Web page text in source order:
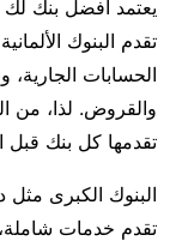
يعتمد أفضل بنك لك
تقدم البنوك
الحسابات الجارية،
والقروض. لذا، من
تقدمها كل بنك قبل
البنوك الكبرى مثل
تقدم خدمات